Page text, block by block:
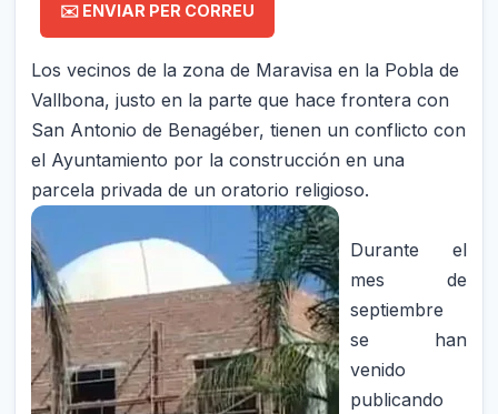
✉️ ENVIAR PER CORREU
Los vecinos de la zona de Maravisa en la Pobla de
Vallbona, justo en la parte que hace frontera con
San Antonio de Benagéber, tienen un conflicto con
el Ayuntamiento por la construcción en una
parcela privada de un oratorio religioso.
Durante el
mes de
septiembre
se han
venido
publicando